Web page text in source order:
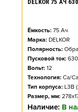
DELKOR 75 АЧ
Ёмкость: 75 Ач
Марка: DELKOR
Полярность:
Пусковой ток: 630
Вольт: 12
Технология: Ca/
Тип корпуса: L3B
Размер, мм:
Наличие: В